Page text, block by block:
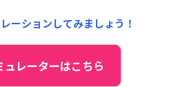
円/日)
抜)
ーションしてみましょう！
ュレーターはこちら